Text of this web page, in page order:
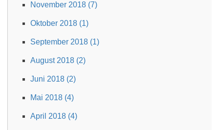
November 2018 (7)
Oktober 2018 (1)
September 2018 (1)
August 2018 (2)
Juni 2018 (2)
Mai 2018 (4)
April 2018 (4)